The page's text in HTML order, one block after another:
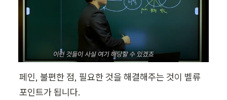
페인, 불편한 점, 필요한 것을 해결해주는 것이 벨류
포인트가 됩니다.